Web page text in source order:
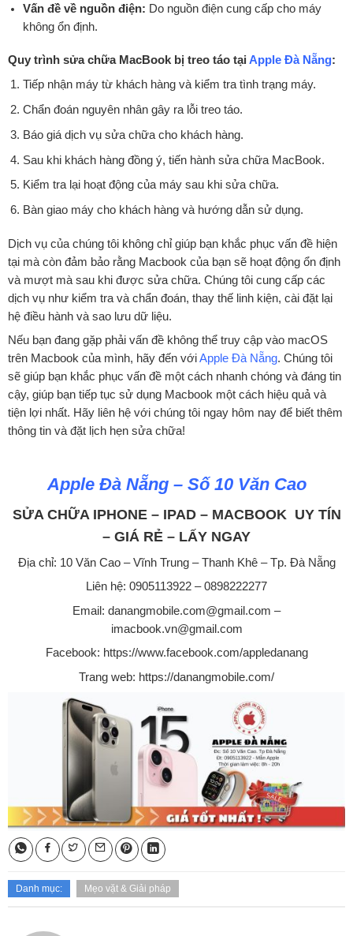
Vấn đề về nguồn điện: Do nguồn điện cung cấp cho máy
không ổn định.
Quy trình sửa chữa MacBook bị treo táo tại Apple Đà Nẵng:
Tiếp nhận máy từ khách hàng và kiểm tra tình trạng máy.
Chẩn đoán nguyên nhân gây ra lỗi treo táo.
Báo giá dịch vụ sửa chữa cho khách hàng.
Sau khi khách hàng đồng ý, tiến hành sửa chữa MacBook.
Kiểm tra lại hoạt động của máy sau khi sửa chữa.
Bàn giao máy cho khách hàng và hướng dẫn sử dụng.
Dịch vụ của chúng tôi không chỉ giúp bạn khắc phục vấn đề hiện
tại mà còn đảm bảo rằng Macbook của bạn sẽ hoạt động ổn định
và mượt mà sau khi được sửa chữa. Chúng tôi cung cấp các
dịch vụ như kiểm tra và chẩn đoán, thay thế linh kiện, cài đặt lại
hệ điều hành và sao lưu dữ liệu.
Nếu bạn đang gặp phải vấn đề không thể truy cập vào macOS
trên Macbook của mình, hãy đến vớiApple Đà Nẵng. Chúng tôi
sẽ giúp bạn khắc phục vấn đề một cách nhanh chóng và đáng tin
cậy, giúp bạn tiếp tục sử dụng Macbook một cách hiệu quả và
tiện lợi nhất. Hãy liên hệ với chúng tôi ngay hôm nay để biết thêm
thông tin và đặt lịch hẹn sửa chữa!
Apple Đà Nẵng – Số 10 Văn Cao
SỬA CHỮA IPHONE – IPAD – MACBOOK UY TÍN
– GIÁ RẺ – LẤY NGAY
Địa chỉ: 10 Văn Cao – Vĩnh Trung – Thanh Khê – Tp. Đà Nẵng
Liên hệ: 0905113922 – 0898222277
Email: danangmobile.com@gmail.com –
imacbook.vn@gmail.com
Facebook: https://www.facebook.com/appledanang
Trang web: https://danangmobile.com/
Danh mục: Mẹo vặt & Giải pháp